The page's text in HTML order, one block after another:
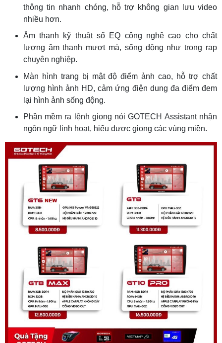
thông tin nhanh chóng, hỗ trợ không gian lưu video
nhiều hơn.
Âm thanh kỹ thuật số EQ công nghệ cao cho chất
lượng âm thanh mượt mà, sống động như trong rap
chuyên nghiệp.
Màn hình trang bị mật độ điểm ảnh cao, hỗ trợ chất
lượng hình ảnh HD, cảm ứng điện dung đa điểm đem
lại hình ảnh sống động.
Phần mềm ra lệnh giọng nói GOTECH Assistant nhận
ngôn ngữ linh hoạt, hiểu được giọng các vùng miền.